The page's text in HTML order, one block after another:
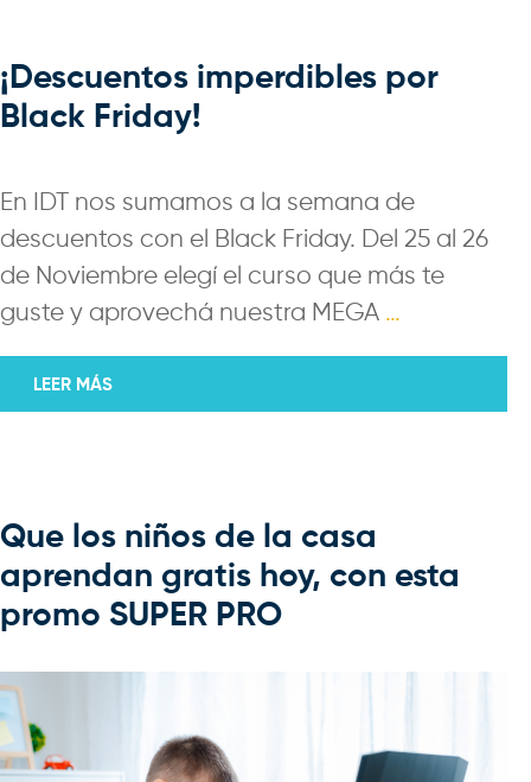
¡Descuentos imperdibles por
Black Friday!
En IDT nos sumamos a la semana de
descuentos con el Black Friday. Del 25 al 26
de Noviembre elegí el curso que más te
guste y aprovechá nuestra MEGA …
LEER MÁS
Que los niños de la casa
aprendan gratis hoy, con esta
promo SUPER PRO